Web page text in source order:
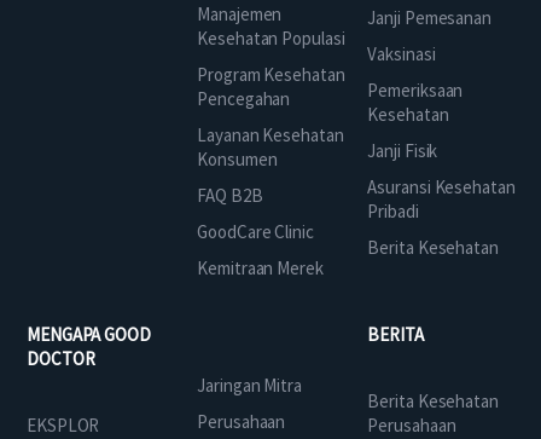
Manajemen
Kesehatan Populasi
Program Kesehatan
Pencegahan
Layanan Kesehatan
Konsumen
FAQ B2B
GoodCare Clinic
Kemitraan Merek
Janji Pemesanan
Vaksinasi
Pemeriksaan
Kesehatan
Janji Fisik
Asuransi Kesehatan
Pribadi
Berita Kesehatan
MENGAPA GOOD
DOCTOR
EKSPLOR
Jaringan Mitra
Perusahaan
BERITA
Berita Kesehatan
Perusahaan